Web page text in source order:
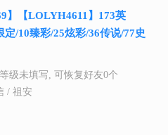
】【LOLYH4611】173英
定/10臻彩/25炫彩/36传说/77史
级未填写, 可恢复好友0个
/ 祖安